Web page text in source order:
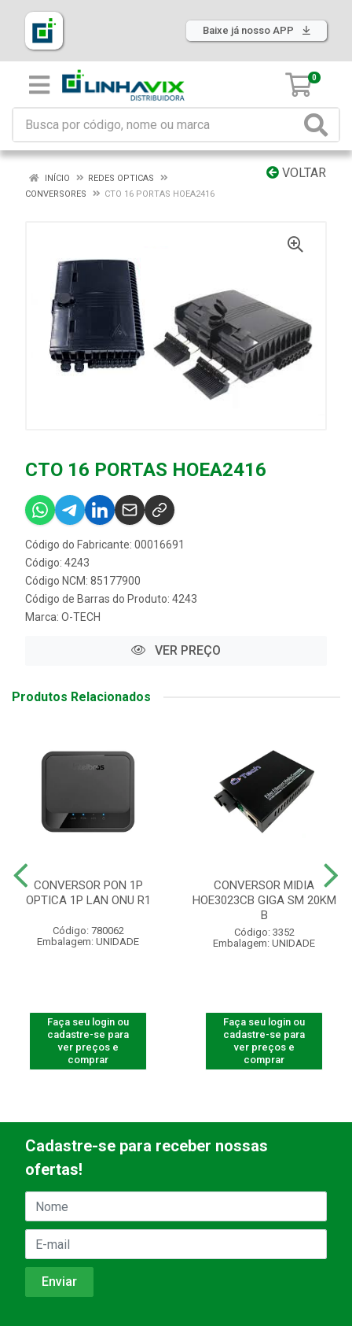
Baixe já nosso APP
0
VOLTAR
INÍCIO
REDES OPTICAS
CONVERSORES
CTO 16 PORTAS HOEA2416
CTO 16 PORTAS HOEA2416
Código do Fabricante: 00016691
Código: 4243
Código NCM: 85177900
Código de Barras do Produto: 4243
Marca: O-TECH
VER PREÇO
Produtos Relacionados
CONVERSOR PON 1P
OPTICA 1P LAN ONU R1
Código: 780062
Embalagem: UNIDADE
Faça seu login ou
cadastre-se para
ver preços e
comprar
CONVERSOR MIDIA
HOE3023CB GIGA SM 20KM
B
Código: 3352
Embalagem: UNIDADE
Faça seu login ou
cadastre-se para
ver preços e
comprar
Cadastre-se para receber nossas
ofertas!